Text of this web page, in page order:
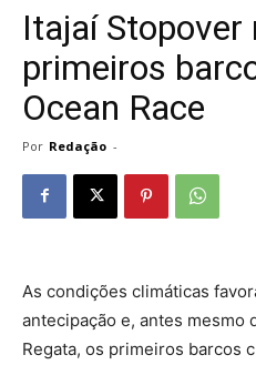
Itajaí Stopover
primeiros
Ocean Race
Por Redação -
As condições climáticas
antecipação e, antes mesmo
Regata, os primeiros barcos